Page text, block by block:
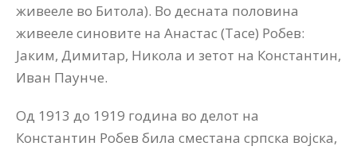
живееле во Битола). Во десната половина
живееле синовите на Анастас (Тасе) Робев:
Јаким, Димитар, Никола и зетот на Константин,
Иван Паунче.
Од 1913 до 1919 година во делот на
Константин Робев била сместана српска војска,